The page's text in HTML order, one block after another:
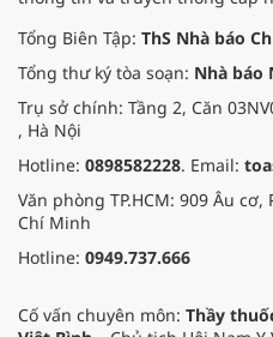
Tổng Biên Tập: ThS Nhà báo
Tổng thư ký tòa soạn: Nhà báo
Trụ sở chính: Tầng 2, Căn
, Hà Nội
Hotline: 0898582228. Email:
Văn phòng TP.HCM: 909 Âu
Chí Minh
Hotline: 0949.737.666
Cố vấn chuyên môn: Thầy